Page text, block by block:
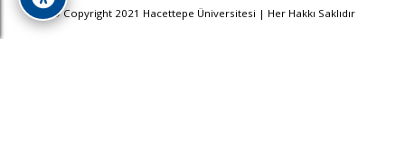
© Copyright 2021 Hacettepe Üniversitesi | Her Hakkı Saklıdır